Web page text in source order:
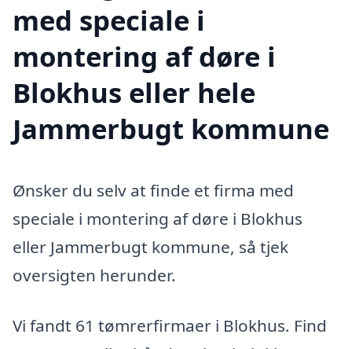
med speciale i
montering af døre i
Blokhus eller hele
Jammerbugt kommune
Ønsker du selv at finde et firma med
speciale i montering af døre i Blokhus
eller Jammerbugt kommune, så tjek
oversigten herunder.
Vi fandt 61 tømrerfirmaer i Blokhus. Find